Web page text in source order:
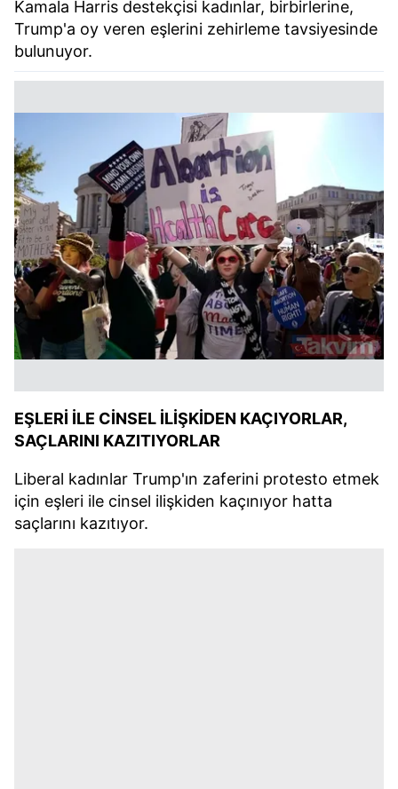
Kamala Harris destekçisi kadınlar, birbirlerine,
Trump'a oy veren eşlerini zehirleme tavsiyesinde
bulunuyor.
EŞLERİ İLE CİNSEL İLİŞKİDEN KAÇIYORLAR,
SAÇLARINI KAZITIYORLAR
Liberal kadınlar Trump'ın zaferini protesto etmek
için eşleri ile cinsel ilişkiden kaçınıyor hatta
saçlarını kazıtıyor.